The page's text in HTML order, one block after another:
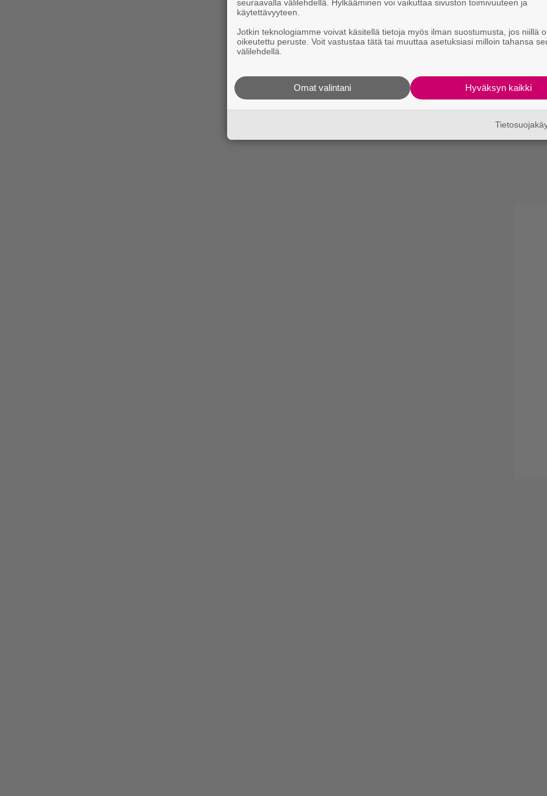
seuraavalla välilehdellä. Hylkääminen voi vaikuttaa sivuston toimivuuteen ja
käytettävyyteen.
Jotkin teknologiamme voivat käsitellä tietoja myös ilman suostumusta, jos niillä
oikeutettu peruste. Voit vastustaa tätä tai muuttaa asetuksiasi milloin tahansa
välilehdellä.
Hyväksyn kaikki
Omat valintani